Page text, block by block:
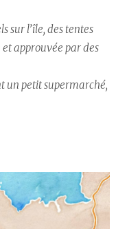
sur l’île, des tentes
et approuvée par des
un petit supermarché,